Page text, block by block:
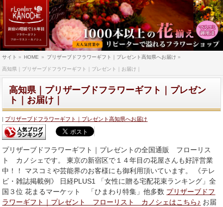
サイト » HOME » プリザーブドフラワーギフト｜プレゼント高知県へお届け »
高知県｜プリザーブドフラワーギフト｜プレゼント｜お届け｜
高知県｜プリザーブドフラワーギフト｜プレゼン
ト｜お届け｜
プリザーブドフラワーギフト｜プレゼント高知県へお届け
プリザーブドフラワーギフト｜プレゼントの全国通販 フローリス
ト カノシェです。 東京の新宿区で１４年目の花屋さんも好評営業
中！！ マスコミや芸能界のお客様にも御利用頂いています。 《テレ
ビ・雑誌掲載例》 日経PLUS1 「女性に贈る宅配花束ランキング」全
国３位 花まるマーケット 「ひまわり特集」他多数 プリザーブドフ
ラワーギフト｜プレゼント フローリスト カノシェはこちら♪ お届